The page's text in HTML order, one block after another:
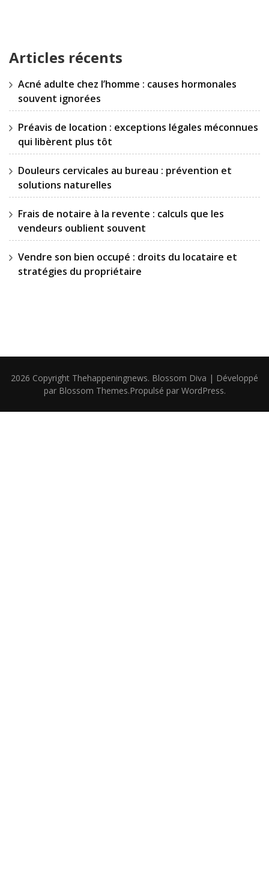
Articles récents
Acné adulte chez l’homme : causes hormonales
souvent ignorées
Préavis de location : exceptions légales méconnues
qui libèrent plus tôt
Douleurs cervicales au bureau : prévention et
solutions naturelles
Frais de notaire à la revente : calculs que les
vendeurs oublient souvent
Vendre son bien occupé : droits du locataire et
stratégies du propriétaire
2026 Copyright Thehappeningnews. Blossom Diva | Développé
par Blossom Themes.Propulsé par WordPress.